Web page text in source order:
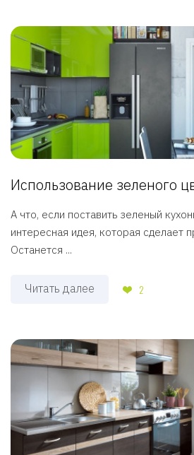
Использование зеленого
А что, если поставить зеленый
интересная идея, которая сделает
Останется ...
Читать далее 2